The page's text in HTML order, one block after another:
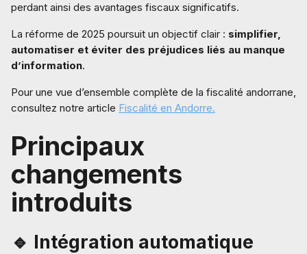
perdant ainsi des avantages fiscaux significatifs.
La réforme de 2025 poursuit un objectif clair : simplifier,
automatiser et éviter des préjudices liés au manque
d’information.
Pour une vue d’ensemble complète de la fiscalité andorrane,
consultez notre article Fiscalité en Andorre.
Principaux
changements
introduits
🔹 Intégration automatique